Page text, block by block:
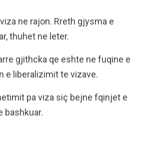
ne rajon. Rreth gjysma e
thuhet ne leter.
gjithcka qe eshte ne fuqine e
e liberalizimit te vizave.
pa viza siç bejne fqinjet e
bashkuar.